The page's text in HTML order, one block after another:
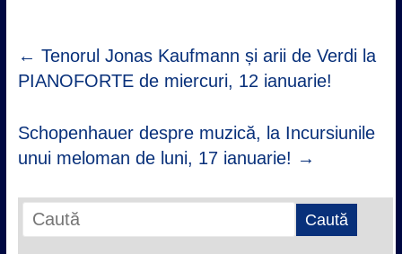
← Tenorul Jonas Kaufmann și arii de Verdi la
PIANOFORTE de miercuri, 12 ianuarie!
Schopenhauer despre muzică, la Incursiunile
unui meloman de luni, 17 ianuarie! →